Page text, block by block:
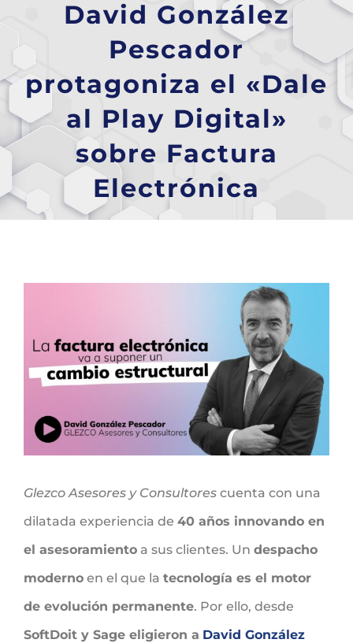
David González
Pescador
protagoniza el «Dale
al Play Digital»
sobre Factura
Electrónica
más
grande
Glezco Asesores y Consultores cuenta con una
dilatada experiencia de 40 años innovando en
el asesoramiento a sus clientes. Un despacho
moderno en el que la tecnología es el motor
de evolución permanente. Por ello, desde
SoftDoit y Sage eligieron a David González